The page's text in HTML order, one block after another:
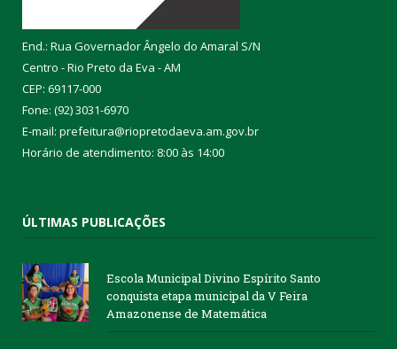
End.: Rua Governador Ângelo do Amaral S/N
Centro - Rio Preto da Eva - AM
CEP: 69117-000
Fone: (92) 3031-6970
E-mail: prefeitura@riopretodaeva.am.gov.br
Horário de atendimento: 8:00 às 14:00
ÚLTIMAS PUBLICAÇÕES
Escola Municipal Divino Espírito Santo
conquista etapa municipal da V Feira
Amazonense de Matemática